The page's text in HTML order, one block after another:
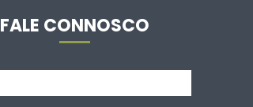
FALE CONNOSCO